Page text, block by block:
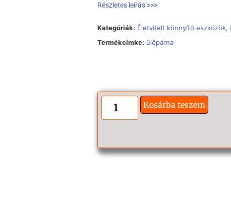
Részletes leírás >>>
Kategóriák: Életvitelt könnyítő eszközök,
Termékcímke: ülőpárna
Kosárba teszem